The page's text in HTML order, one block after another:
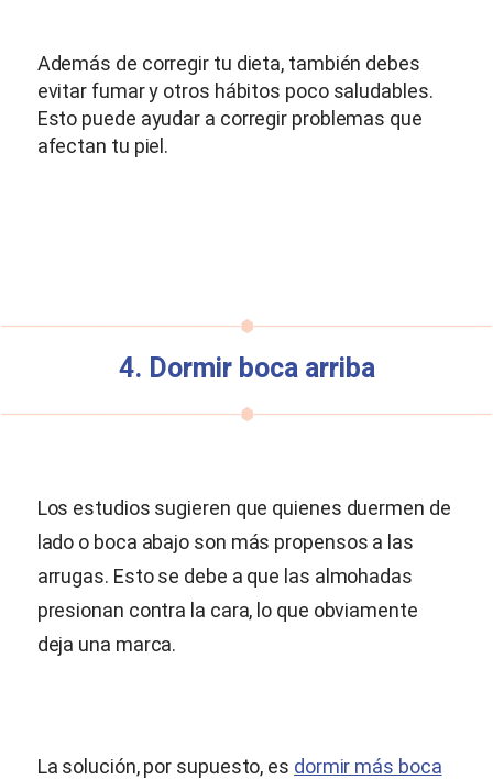
Además de corregir tu dieta, también debes
evitar fumar y otros hábitos poco saludables.
Esto puede ayudar a corregir problemas que
afectan tu piel.
4. Dormir boca arriba
Los estudios sugieren que quienes duermen de
lado o boca abajo son más propensos a las
arrugas. Esto se debe a que las almohadas
presionan contra la cara, lo que obviamente
deja una marca.
La solución, por supuesto, es dormir más boca